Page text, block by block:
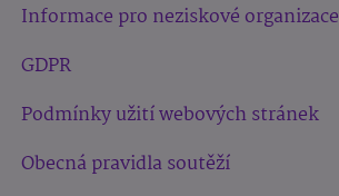
Informace pro neziskové organizace
GDPR
Podmínky užití webových stránek
Obecná pravidla soutěží